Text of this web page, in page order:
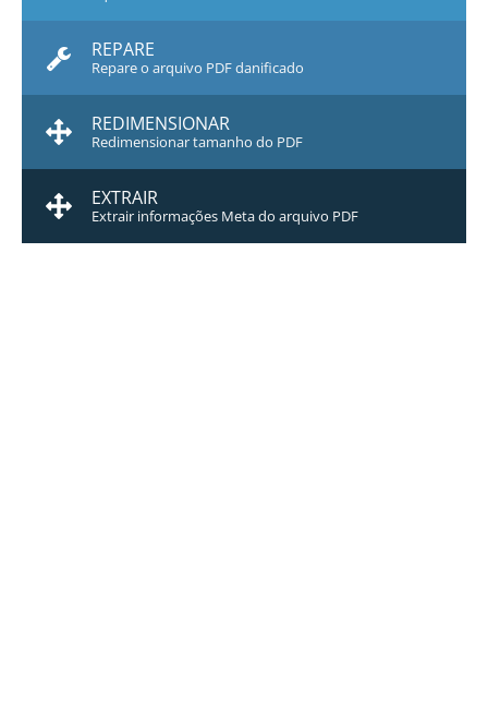
REPARE
Repare o arquivo PDF danificado
REDIMENSIONAR
Redimensionar tamanho do PDF
EXTRAIR
Extrair informações Meta do arquivo PDF